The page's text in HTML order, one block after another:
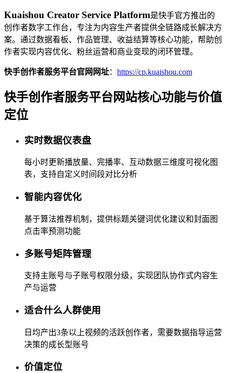
Kuaishou Creator Service Platform是快手官方推出的
创作者数字工作台，专注为内容生产者提供全链路成长解决方
案。通过数据看板、作品管理、收益结算等核心功能，帮助创
作者实现内容优化、粉丝运营和商业变现的闭环管理。
快手创作者服务平台官网网址： https://cp.kuaishou.com
快手创作者服务平台网站核心功能与价值
定位
实时数据仪表盘
每小时更新播放量、完播率、互动数据三维度可视化图
表，支持自定义时间段对比分析
智能内容优化
基于算法推荐机制，提供标题关键词优化建议和封面图
点击率预测功能
多账号矩阵管理
支持主账号与子账号权限分级，实现团队协作式内容生
产与运营
适合什么人群使用
日均产出3条以上视频的活跃创作者，需要数据指导运营
决策的成长型账号
价值定位